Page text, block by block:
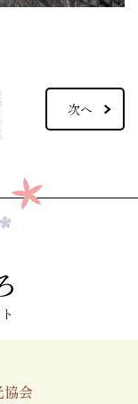
次へ
会